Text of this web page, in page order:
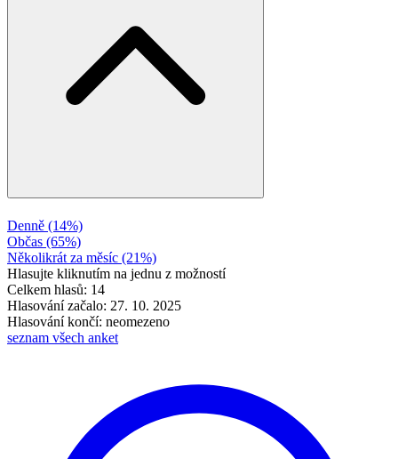
Denně (14%)
Občas (65%)
Několikrát za měsíc (21%)
Hlasujte kliknutím na jednu z možností
Celkem hlasů: 14
Hlasování začalo: 27. 10. 2025
Hlasování končí: neomezeno
seznam všech anket